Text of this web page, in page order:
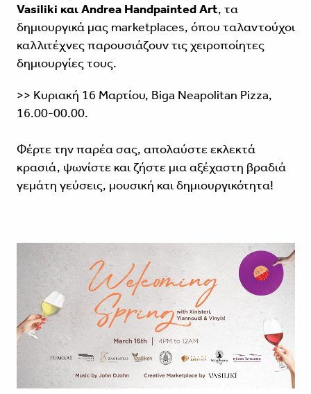
Vasiliki και Andrea Handpainted Art, τα
δημιουργικά μας marketplaces, όπου ταλαντούχοι
καλλιτέχνες παρουσιάζουν τις χειροποίητες
δημιουργίες τους.
>> Κυριακή 16 Μαρτίου, Biga Neapolitan Pizza,
16.00-00.00.
Φέρτε την παρέα σας, απολαύστε εκλεκτά
κρασιά, ψωνίστε και ζήστε μια αξέχαστη βραδιά
γεμάτη γεύσεις, μουσική και δημιουργικότητα!